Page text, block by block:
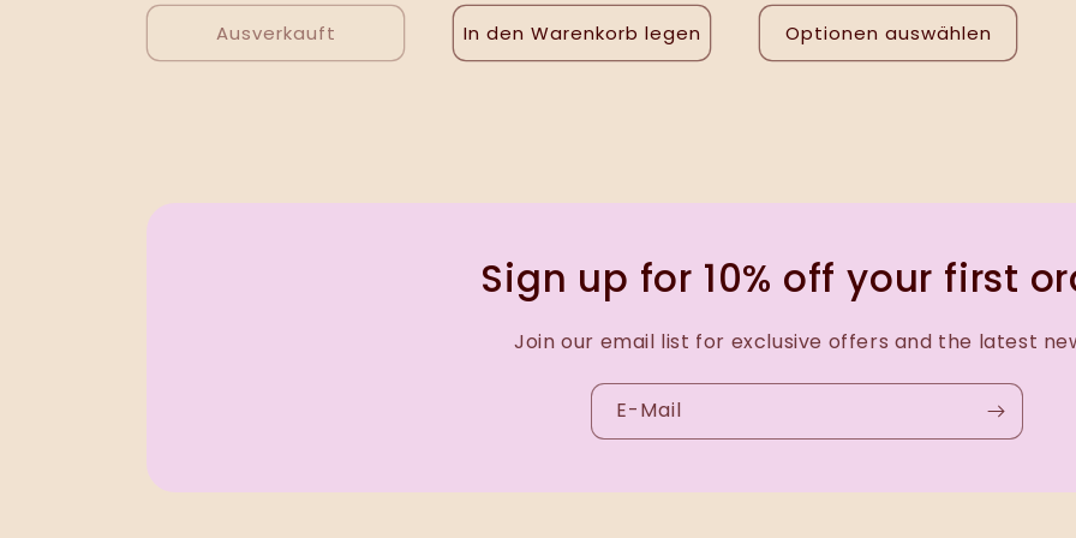
Ausverkauft In den Warenkorb legen Optionen auswählen
Sign up for 10% off your first
Join our email list for exclusive offers and the latest
E-Mail